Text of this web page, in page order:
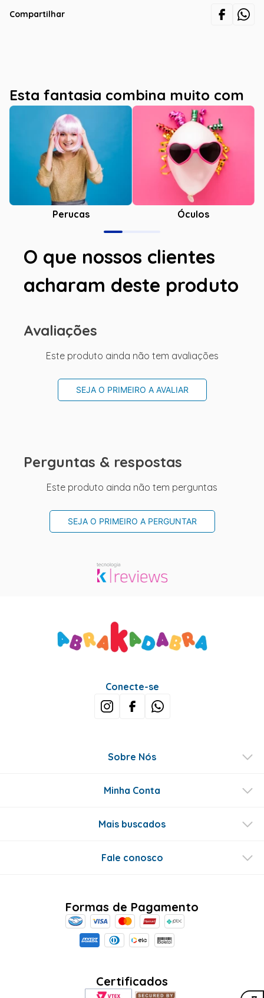
Compartilhar
Esta fantasia combina muito com
Perucas Óculos
O que nossos clientes
acharam deste produto
Avaliações
Este produto ainda não tem avaliações
SEJA O PRIMEIRO A AVALIAR
Perguntas & respostas
Este produto ainda não tem perguntas
SEJA O PRIMEIRO A PERGUNTAR
Conecte-se
Sobre Nós
Minha Conta
Mais buscados
Fale conosco
Formas de Pagamento
Certificados